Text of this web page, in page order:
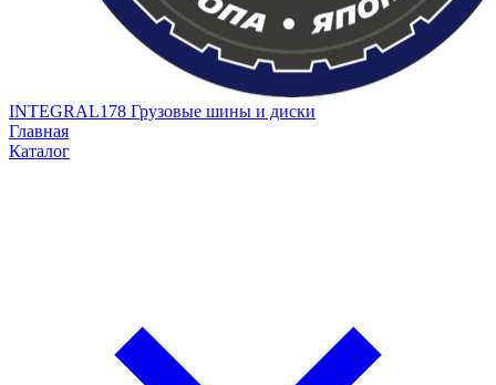
INTEGRAL178 Грузовые шины и диски
Главная
Каталог